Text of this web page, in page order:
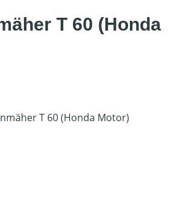
T 60 (Honda